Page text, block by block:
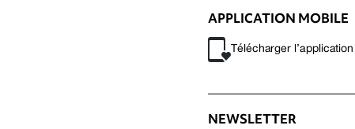
APPLICATION MOBILE
Télécharger
NEWSLETTER